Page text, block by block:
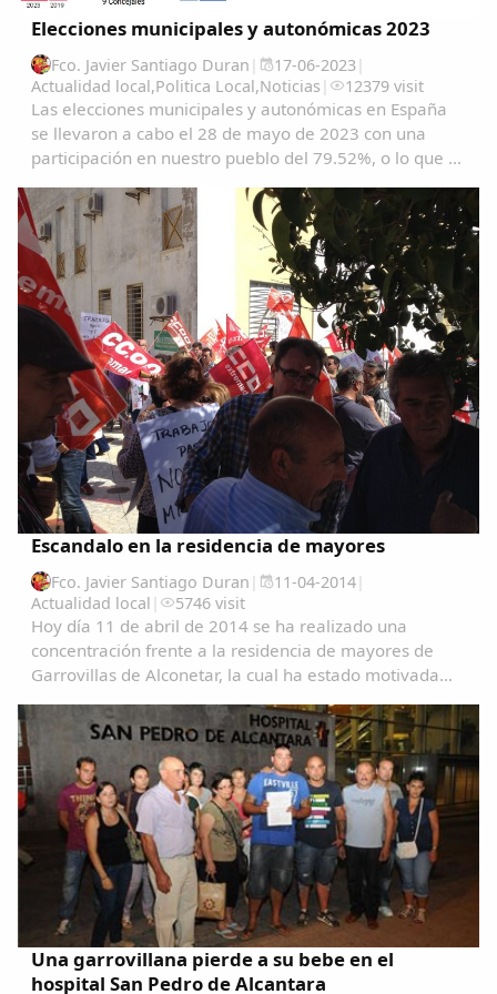
Elecciones municipales y autonómicas 2023
Fco. Javier Santiago Duran | 17-06-2023|
Actualidad local,Politica Local,Noticias | 12379 visit
Las elecciones municipales y autonómicas en España
se llevaron a cabo el 28 de mayo de 2023 con una
participación en nuestro pueblo del 79.52%, o lo que es
voto. Se eligieron este año 9 concejales...
Escandalo en la residencia de mayores
Fco. Javier Santiago Duran | 11-04-2014|
Actualidad local | 5746 visit
Hoy día 11 de abril de 2014 se ha realizado una
concentración frente a la residencia de mayores de
Garrovillas de Alconetar, la cual ha estado motivada
despido, a todas luces improcedente, de...
Una garrovillana pierde a su bebe en el
hospital San Pedro de Alcantara
Comparte
Compartir en Facebook
Compartir en Twitter
Copiar enlace